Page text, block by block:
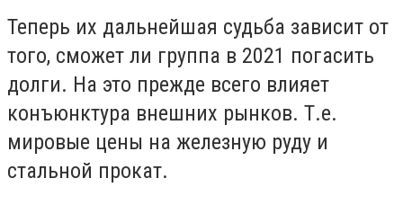
Теперь их дальнейшая судьба зависит от
того, сможет ли группа в 2021 погасить
долги. На это прежде всего влияет
конъюнктура внешних рынков. Т.е.
мировые цены на железную руду и
стальной прокат.